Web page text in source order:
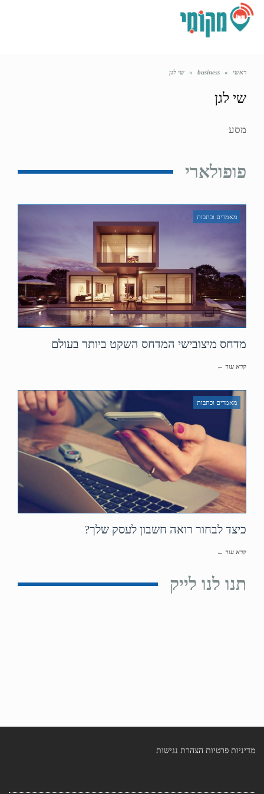
ראשי »
business
» שי לגן
שי לגן
מסע
פופולארי
מאמרים וכתבות
מדחס מיצובישי המדחס השקט ביותר בעולם
קרא עוד ←
מאמרים וכתבות
כיצד לבחור רואה חשבון לעסק שלך?
קרא עוד ←
תנו לנו לייק
מדיניות פרטיות הצהרת נגישות